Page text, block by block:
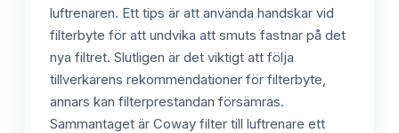
luftrenaren. Ett tips är att använda handskar vid
filterbyte för att undvika att smuts fastnar på det
nya filtret. Slutligen är det viktigt att följa
tillverkarens rekommendationer för filterbyte,
annars kan filterprestandan försämras.
Sammantaget är Coway filter till luftrenare ett